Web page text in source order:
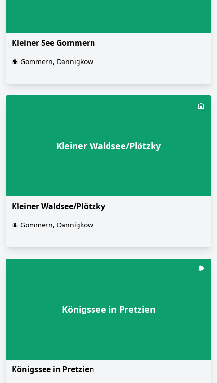
Kleiner See Gommern
Gommern, Dannigkow
Kleiner Waldsee/Plötzky
Kleiner Waldsee/Plötzky
Gommern, Dannigkow
Königssee in Pretzien
Königssee in Pretzien